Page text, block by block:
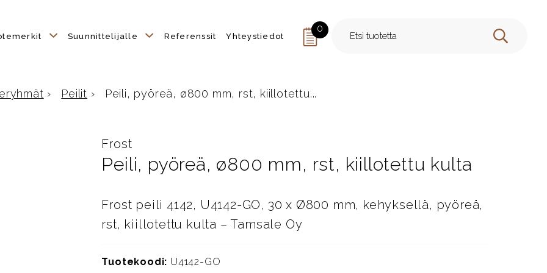
Suunnittelijalle Referenssit Yhteystiedot
0
HAE
› Peilit › Peili, pyöreä, ø800 mm, rst, kiillotettu...
Frost
Peili, pyöreä, ø800 mm, rst, kiillotettu kulta
Frost peili 4142, U4142-GO, 30 x Ø800 mm, kehyksellä, pyöreä,
rst, kiillotettu kulta – Tamsale Oy
Tuotekoodi: U4142-GO